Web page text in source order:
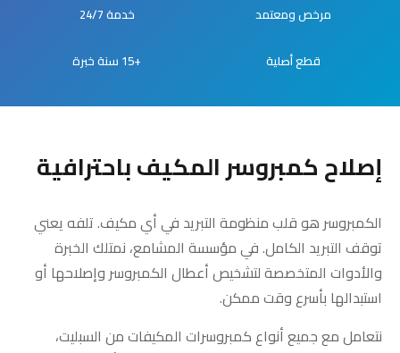
مرخص ومعتمد خدمة 24/7
قطع أصلية +15 سنة خبرة
إصلاح كمبروسر المكيف باحترافية
الكمبروسر هو قلب منظومة التبريد في أي مكيف. تلفه يعني
توقف التبريد الكامل. في مؤسسة المشامع، نمتلك الخبرة
والأدوات المتخصصة لتشخيص أعطال الكمبروسر وإصلاحها أو
استبدالها بأسرع وقت ممكن.
نتعامل مع جميع أنواع كمبروسرات المكيفات من السبليت،